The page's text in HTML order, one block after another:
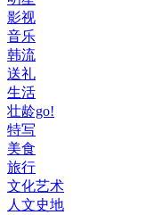
影视
音乐
韩流
送礼
生活
壮龄go!
特写
美食
旅行
文化艺术
人文史地